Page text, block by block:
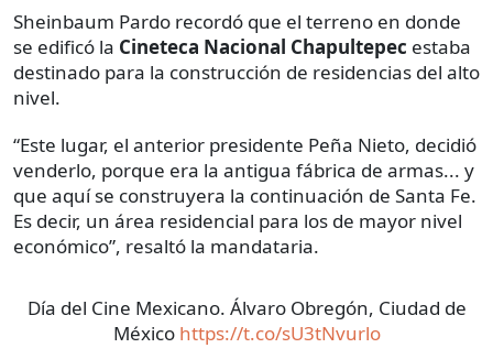
Sheinbaum Pardo recordó que el terreno en donde
se edificó la Cineteca Nacional Chapultepec estaba
destinado para la construcción de residencias del alto
nivel.
“Este lugar, el anterior presidente Peña Nieto, decidió
venderlo, porque era la antigua fábrica de armas... y
que aquí se construyera la continuación de Santa Fe.
Es decir, un área residencial para los de mayor nivel
económico”, resaltó la mandataria.
Día del Cine Mexicano. Álvaro Obregón, Ciudad de
México https://t.co/sU3tNvurlo